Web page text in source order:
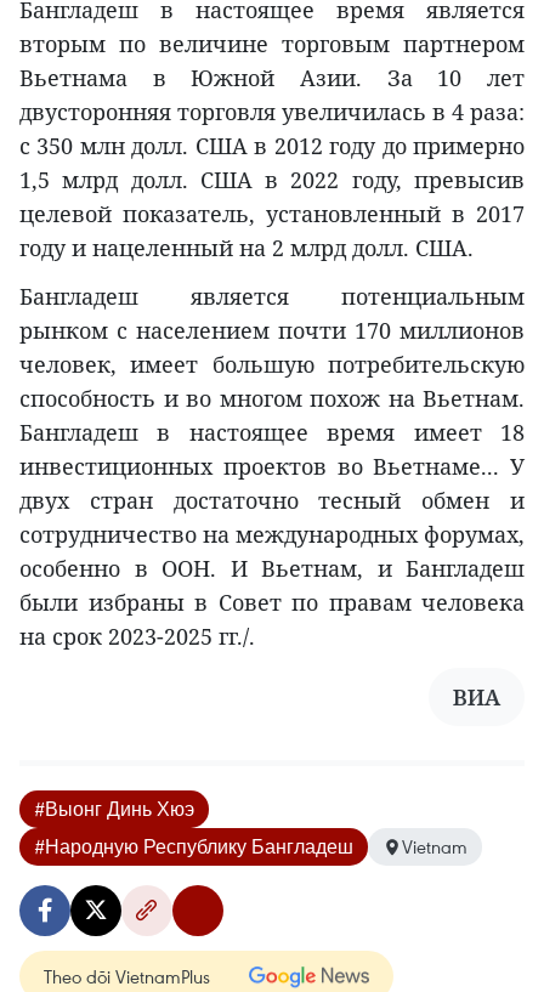
Бангладеш в настоящее время является
вторым по величине торговым партнером
Вьетнама в Южной Азии. За 10 лет
двусторонняя торговля увеличилась в 4 раза:
с 350 млн долл. США в 2012 году до примерно
1,5 млрд долл. США в 2022 году, превысив
целевой показатель, установленный в 2017
году и нацеленный на 2 млрд долл. США.
Бангладеш является потенциальным
рынком с населением почти 170 миллионов
человек, имеет большую потребительскую
способность и во многом похож на Вьетнам.
Бангладеш в настоящее время имеет 18
инвестиционных проектов во Вьетнаме... У
двух стран достаточно тесный обмен и
сотрудничество на международных форумах,
особенно в ООН. И Вьетнам, и Бангладеш
были избраны в Совет по правам человека
на срок 2023-2025 гг./.
ВИА
#Выонг Динь Хюэ
#Народную Республику Бангладеш
Vietnam
Theo dõi VietnamPlus